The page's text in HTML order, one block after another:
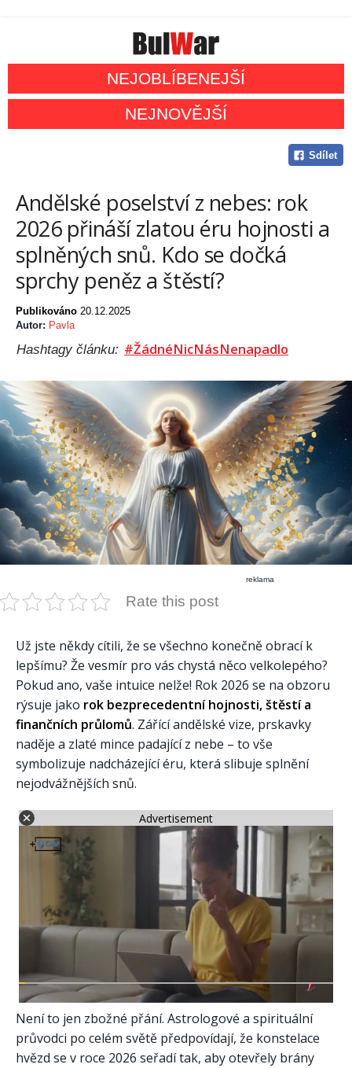
NEJOBLÍBENEJŠÍ
NEJNOVĚJŠÍ
Sdílet
Andělské poselství z nebes: rok
2026 přináší zlatou éru hojnosti a
splněných snů. Kdo se dočká
sprchy peněz a štěstí?
Publikováno 20.12.2025
Autor: Pavla
Hashtagy článku: #ŽádnéNicNásNenapadlo
reklama
Rate this post
Už jste někdy cítili, že se všechno konečně obrací k
lepšímu? Že vesmír pro vás chystá něco velkolepého?
Pokud ano, vaše intuice nelže! Rok 2026 se na obzoru
rýsuje jako rok bezprecedentní hojnosti, štěstí a
finančních průlomů. Zářící andělské vize, prskavky
naděje a zlaté mince padající z nebe – to vše
symbolizuje nadcházející éru, která slibuje splnění
nejodvážnějších snů.
Advertisement
Není to jen zbožné přání. Astrologové a spirituální
průvodci po celém světě předpovídají, že konstelace
hvězd se v roce 2026 seřadí tak, aby otevřely brány